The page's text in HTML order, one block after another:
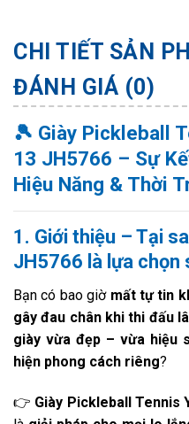
CHI TIẾT SẢN
ĐÁNH GIÁ (0)
🎾 Giày Pickleball
13 JH5766 – Sự
Hiệu Năng & Thời
1. Giới thiệu – Tại
JH5766 là lựa chọn
Bạn có bao giờ mất tự tin
gây đau chân khi thi đấu
giày vừa đẹp – vừa hiệu
hiện phong cách riêng?
👉 Giày Pickleball Tennis